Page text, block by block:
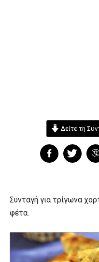
Δείτε τη
Συνταγή για τρίγωνα
φέτα.